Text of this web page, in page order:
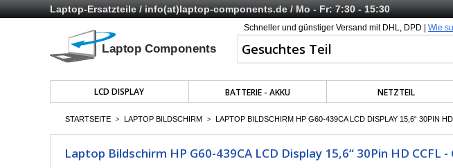
Laptop-Ersatzteile /info(at)laptop-components.de/ Mo - Fr: 7:30 - 15:30
Schneller und günstiger Versand mit DHL, DPD | Wie
LCD DISPLAY BATTERIE - AKKU NETZTEIL
STARTSEITE > LAPTOP BILDSCHIRM > LAPTOP BILDSCHIRM HP G60-439CA LCD DISPLAY 15,6“ 30PIN
Laptop Bildschirm HP G60-439CA LCD Display 15,6“ 30Pin HD CCFL -